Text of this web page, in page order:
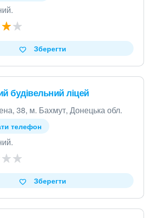
Зберегти
будівельний ліцей
38, м. Бахмут, Донецька обл.
телефон
Зберегти